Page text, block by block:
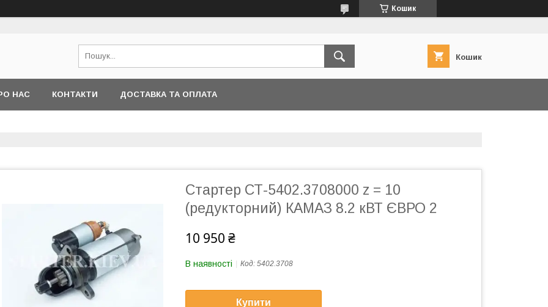
Кошик
Кошик
НАС КОНТАКТИ ДОСТАВКА ТА ОПЛАТА
Стартер СТ-5402.3708000 z = 10
(редукторний) КАМАЗ 8.2 кВТ ЄВРО 2
10 950 ₴
В наявності Код: 5402.3708
Купити